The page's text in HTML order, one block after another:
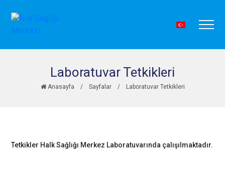
Laboratuvar Tetkikleri
Anasayfa / Sayfalar / Laboratuvar Tetkikleri
Tetkikler Halk Sağlığı Merkez Laboratuvarında çalışılmaktadır.